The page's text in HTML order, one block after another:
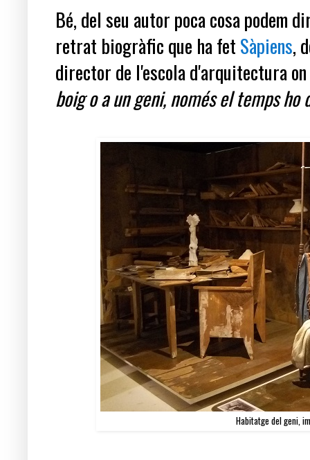
Bé, del seu autor poca cosa podem
retrat biogràfic que ha fetSàpiens,
director de l'escola d'arquitectura
boig o a un geni, només el temps ho
Habitatge del geni,